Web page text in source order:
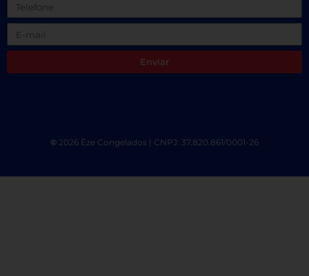
Enviar
© 2026 Èze Congelados | CNPJ: 37.820.861/0001-26